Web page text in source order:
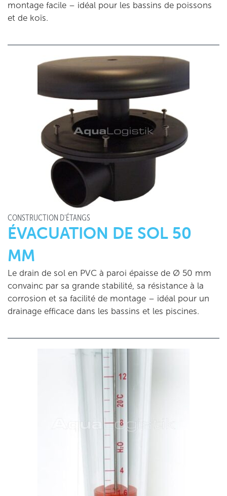
montage facile – idéal pour les bassins de poissons
et de koïs.
CONSTRUCTION D'ÉTANGS
ÉVACUATION DE SOL 50
MM
Le drain de sol en PVC à paroi épaisse de Ø 50 mm
convainc par sa grande stabilité, sa résistance à la
corrosion et sa facilité de montage – idéal pour un
drainage efficace dans les bassins et les piscines.